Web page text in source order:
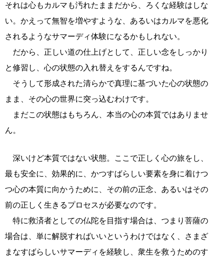
それは心もカルマも汚れたままだから、ろくな経験はしな
い。かえって無智を増やすような、あるいはカルマを悪化
されるようなサマーディ体験になるかもしれない。
だから、正しい道の仕上げとして、正しい念をしっかり
と修習し、心の状態の入れ替えをするんですね。
そうして形成された清らかで真理に基づいた心の状態の
まま、その心の世界に突っ込むわけです。
まだこの状態はもちろん、本当の心の本質ではありませ
ん。
深いけど本質ではない状態。ここで正しく心の旅をし、
最も安全に、効果的に、かつすばらしい要素を身に着けつ
つ心の本質に向かうために、その前の正念、あるいはその
前の正しく生きるプロセスが必要なのです。
特に救済者としての仏陀を目指す場合は、つまり菩薩の
場合は、単に解脱すればいいというわけではなく、さまざ
まなすばらしいサマーディを経験し、衆生を救うためのす